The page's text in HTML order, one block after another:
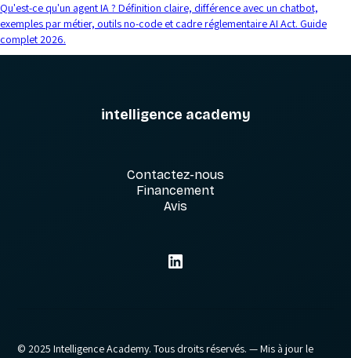
Qu'est-ce qu'un agent IA ? Définition claire, différence avec un chatbot,
exemples par métier, outils no-code et cadre réglementaire AI Act. Guide
complet 2026.
intelligence academy
Contactez-nous
Financement
Avis
© 2025 Intelligence Academy. Tous droits réservés. — Mis à jour le